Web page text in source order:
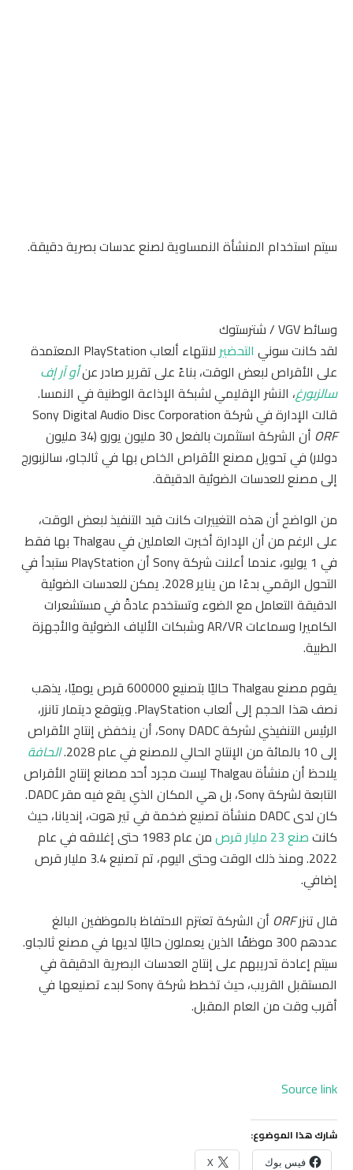
سيتم استخدام المنشأة النمساوية لصنع عدسات بصرية دقيقة.
وسائط VGV / شترستوك
لقد كانت سوني التحضير
لانتهاء ألعاب PlayStation المعتمدة
على الأقراص لبعض الوقت، بناءً على تقرير صادر عنأو آر إف
سالزبورغ، النشر الإقليمي لشبكة الإذاعة الوطنية في النمسا.
قالت الإدارة في شركة Sony Digital Audio Disc Corporation
ORF
أن الشركة استثمرت بالفعل 30 مليون يورو (34 مليون
دولار) في تحويل مصنع الأقراص الخاص بها في ثالجاو، سالزبورج
إلى مصنع للعدسات الضوئية الدقيقة.
من الواضح أن هذه التغييرات كانت قيد التنفيذ لبعض الوقت،
على الرغم من أن الإدارة أخبرت العاملين في Thalgau بها فقط
في 1 يوليو، عندما أعلنت شركة Sony أن PlayStation ستبدأ في
التحول الرقمي بدءًا من يناير 2028. يمكن للعدسات الضوئية
الدقيقة التعامل مع الضوء وتستخدم عادةً في مستشعرات
الكاميرا وسماعات AR/VR وشبكات الألياف الضوئية والأجهزة
الطبية.
يقوم مصنع Thalgau حاليًا بتصنيع 600000 قرص يوميًا، يذهب
نصف هذا الحجم إلى ألعاب PlayStation. ويتوقع ديتمار تانزر،
الرئيس التنفيذي لشركة Sony DADC، أن ينخفض ​​إنتاج الأقراص
إلى 10 بالمائة من الإنتاج الحالي للمصنع في عام 2028.
الحافة
يلاحظ أن منشأة Thalgau ليست مجرد أحد مصانع إنتاج الأقراص
التابعة لشركة Sony، بل هي المكان الذي يقع فيه مقر DADC.
كان لدى DADC منشأة تصنيع ضخمة في تير هوت، إنديانا، حيث
كانتصنع 23 مليار قرص
من عام 1983 حتى إغلاقه في عام
2022. ومنذ ذلك الوقت وحتى اليوم، تم تصنيع 3.4 مليار قرص
إضافي.
قال تنزرORF أن الشركة تعتزم الاحتفاظ بالموظفين البالغ
عددهم 300 موظفًا الذين يعملون حاليًا لديها في مصنع ثالجاو.
سيتم إعادة تدريبهم على إنتاج العدسات البصرية الدقيقة في
المستقبل القريب، حيث تخطط شركة Sony لبدء تصنيعها في
أقرب وقت من العام المقبل.
Source link
شارك هذا الموضوع:
فيس بوك X